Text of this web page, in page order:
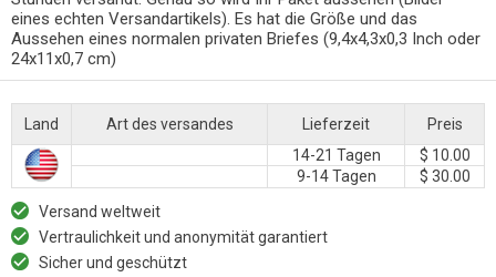
eines echten Versandartikels). Es hat die Größe und das
Aussehen eines normalen privaten Briefes (9,4x4,3x0,3 Inch oder
24x11x0,7 cm)
Land Art des versandes Lieferzeit
Preis
14-21 Tagen
$ 10.00
9-14 Tagen
$ 30.00
Versand weltweit
Vertraulichkeit und anonymität garantiert
Sicher und geschützt